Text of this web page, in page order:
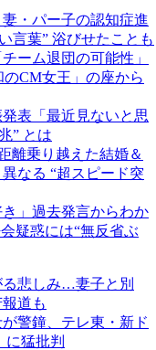
・パー子の認知症進
言葉” 浴びせたことも
ーム退団の可能性」
CM女王」の座から
表「最近見ないと思
” とは
離乗り越えた結婚＆
なる “超スピード突
」過去発言からわか
疑惑には“無反省ぶ
悲しみ…妻子と別
道も
警鐘、テレ東・新ド
に猛批判